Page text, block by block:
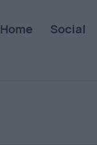
Home Social